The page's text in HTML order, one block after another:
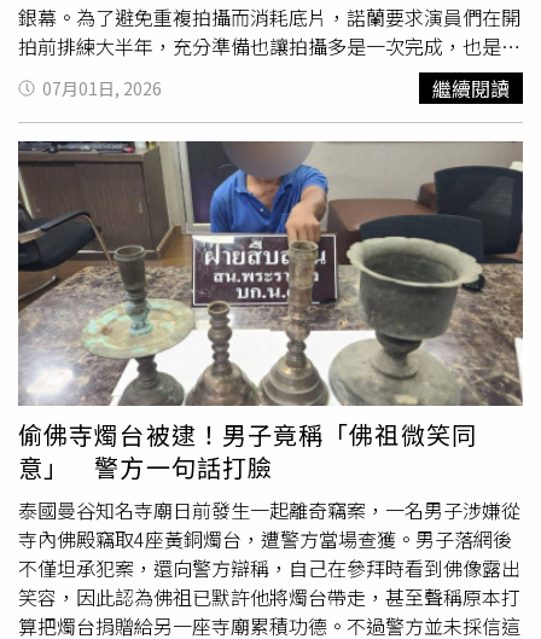
的是別人的所有物，主動致電警方澄清，並向警方解釋，這
並非一起偷竊案，純粹是一場美麗的誤會，自己原本以為這
只是沒人要的垃圾。目前西班牙警方已順利將這幅歷經波折
的名畫物歸原主，該家族對畫作能失而復得感到無比慶幸，
並承諾將會贈送烏爾塔多一份「謝禮」以表感激。事實上，
這已不是西班牙近期首度發生百萬藝術品「走失」的烏龍，
去（2025）年10月有一幅價值60萬歐元（約新台幣2100萬
元）的畢卡索靜物畫作在運送途中失蹤，警方大動作搜尋3
週後，才發現根本沒出城，而是被失主的鄰居誤當成無人認
領的快遞包裹「好心收留」。
銀幕。為了避免重複拍攝而消耗底片，諾蘭要求演員們在開
拍前排練大半年，充分準備也讓拍攝多是一次完成，也是他
回憶這段歷程時，特別感到驕傲的部分，但在資源有限的情
況下，片中場景幾乎是在劇組人員與親朋好友家中取景，他
對這困難的限制坦言：「我絕對不會再這樣做了！」《跟
蹤》由傑瑞米西奧伯德（右）與艾力克斯霍烏（左）領銜主
演。（圖／采昌提供）「金獎名導」克里斯多福諾蘭僅以
6000美元成本，完成首部長片作品《跟蹤》。為了避免重
複拍攝而消耗底片，諾蘭要求演員們在開拍前進行為期半年
的排練，他分享：「我們把電影裡的每一場戲，都像舞台劇
一樣反覆排練，如此一來，當我們抵達拍攝地點時，就能立
刻開拍，迅速把整場戲完成。」充分的事前準備，也讓拍攝
時幾乎一次搞定，演員的驚人表現，更是他回憶這段經歷尤
其驕傲的部分，卻也對如此困難的限制坦言絕對不會再這樣
做了，並補充：「那其實相當瘋狂，但這也是剛開始拍電影
時最有趣的事情，你根本不知道自己對演員施加了多大的限
制，但他們卻迎難而上，交出如此出色的表演。」由於片中
場景幾乎是在劇組人員與親朋好友的家中取景，在資源有限
的情況下，讓電影呈現出真實質感。值得一提的是，片中有
一幕明顯可見的「蝙蝠俠」貼紙，恰巧跟諾蘭多年後執導的
《黑暗騎士》系列形成有趣巧合。當他再度重看本片時，也
覺得相當有意思：「光是看這些來自我們過去的事物，就已
07月01日, 2026 繼續閱讀
偷佛寺燭台被逮！男子竟稱「佛祖微笑同
意」 警方一句話打臉
泰國曼谷知名寺廟日前發生一起離奇竊案，一名男子涉嫌從
寺內佛殿竊取4座黃銅燭台，遭警方當場查獲。男子落網後
不僅坦承犯案，還向警方辯稱，自己在參拜時看到佛像露出
笑容，因此認為佛祖已默許他將燭台帶走，甚至聲稱原本打
算把燭台捐贈給另一座寺廟累積功德。不過警方並未採信這